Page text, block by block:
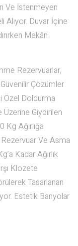
Ve İstenmeyen
Alıyor. Duvar İçine
Mekân
Rezervuarlar,
Güvenilir Çözümler
Özel Doldurma
Üzerine Giydirilen
Ağırlığa
Ve Asma
Kadar Ağırlık
Klozete
Tasarlanan
Estetik Banyolar